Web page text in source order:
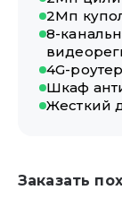
2Мп
8-
4G-
Шкаф
Жесткий
Заказать